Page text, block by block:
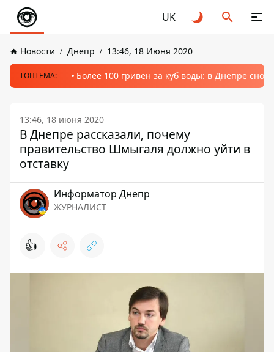
UK
Новости Днепр 13:46, 18 Июня 2020
ТОПТЕМА: Более 100 гривен за куб воды: в Днепре
13:46, 18 июня 2020
В Днепре рассказали, почему
правительство Шмыгаля должно уйти в
отставку
Информатор Днепр
ЖУРНАЛИСТ
👍